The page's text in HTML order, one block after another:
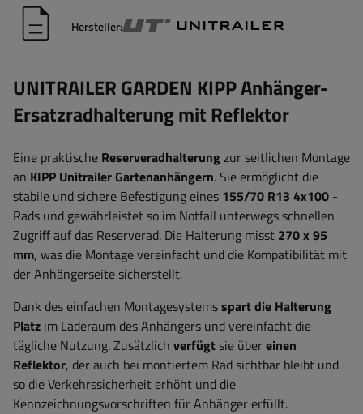
Hersteller:
UNITRAILER GARDEN KIPP Anhänger-
Ersatzradhalterung mit Reflektor
Eine praktische Reserveradhalterungzur seitlichen Montage
an KIPP Unitrailer Gartenanhängern. Sie ermöglicht die
stabile und sichere Befestigung eines 155/70 R13 4x100 -
Rads und gewährleistet so im Notfall unterwegs schnellen
Zugriff auf das Reserverad. Die Halterung misst 270 x 95
mm, was die Montage vereinfacht und die Kompatibilität mit
der Anhängerseite sicherstellt.
Dank des einfachen Montagesystemsspart die Halterung
Platz im Laderaum des Anhängers und vereinfacht die
tägliche Nutzung. Zusätzlich verfügtsie übereinen
Reflektor, der auch bei montiertem Rad sichtbar bleibt und
so die Verkehrssicherheit erhöht und die
Kennzeichnungsvorschriften für Anhänger erfüllt.